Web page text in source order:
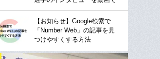
【お知らせ】Google検索で
「Number Web」の記事を見
つけやすくする方法